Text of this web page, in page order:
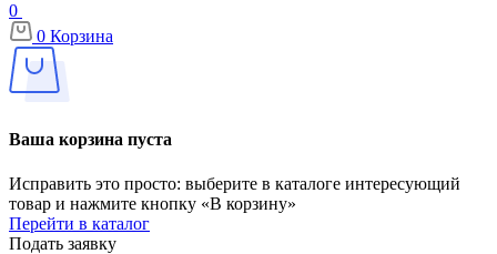
0
0 Корзина
Ваша корзина пуста
Исправить это просто: выберите в каталоге интересующий
товар и нажмите кнопку «В корзину»
Перейти в каталог
Подать заявку